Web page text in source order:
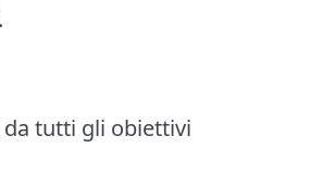
da tutti gli obiettivi